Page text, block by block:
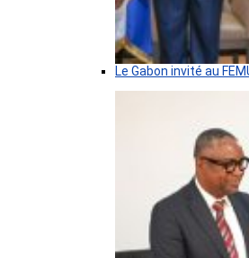
Le Gabon invité au